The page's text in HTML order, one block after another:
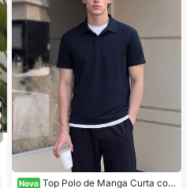
Novo Top Polo de Manga Curta com